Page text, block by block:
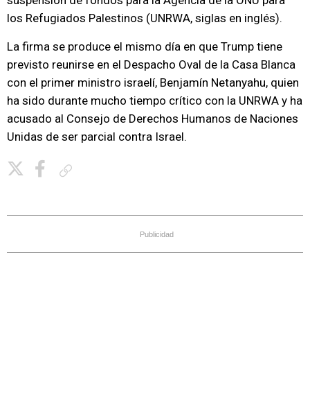
los Refugiados Palestinos (UNRWA, siglas en inglés).
La firma se produce el mismo día en que Trump tiene
previsto reunirse en el Despacho Oval de la Casa Blanca
con el primer ministro israelí, Benjamín Netanyahu, quien
ha sido durante mucho tiempo crítico con la UNRWA y ha
acusado al Consejo de Derechos Humanos de Naciones
Unidas de ser parcial contra Israel.
Publicidad